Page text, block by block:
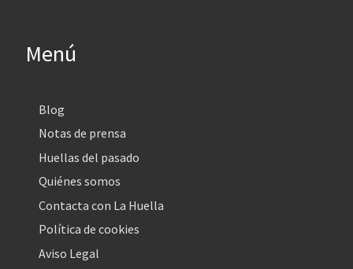
Menú
Blog
Notas de prensa
Huellas del pasado
Quiénes somos
Contacta con La Huella
Política de cookies
Aviso Legal